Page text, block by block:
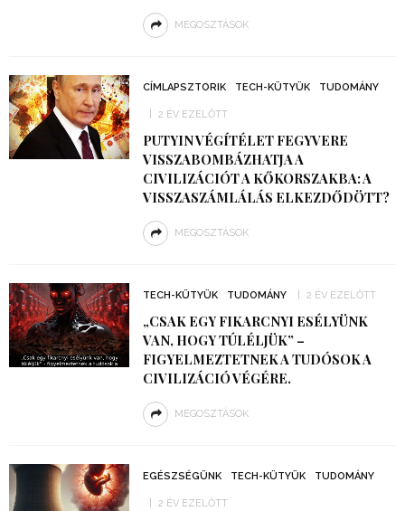
MEGOSZTÁSOK
CÍMLAPSZTORIK TECH-KÜTYÜK TUDOMÁNY
2 ÉV EZELŐTT
PUTYIN VÉGÍTÉLET FEGYVERE
VISSZABOMBÁZHATJA A
CIVILIZÁCIÓT A KŐKORSZAKBA: A
VISSZASZÁMLÁLÁS ELKEZDŐDÖTT?
MEGOSZTÁSOK
TECH-KÜTYÜK TUDOMÁNY 2 ÉV EZELŐTT
„CSAK EGY FIKARCNYI ESÉLYÜNK
VAN, HOGY TÚLÉLJÜK” –
FIGYELMEZTETNEK A TUDÓSOK A
CIVILIZÁCIÓ VÉGÉRE.
MEGOSZTÁSOK
EGÉSZSÉGÜNK TECH-KÜTYÜK TUDOMÁNY
2 ÉV EZELŐTT